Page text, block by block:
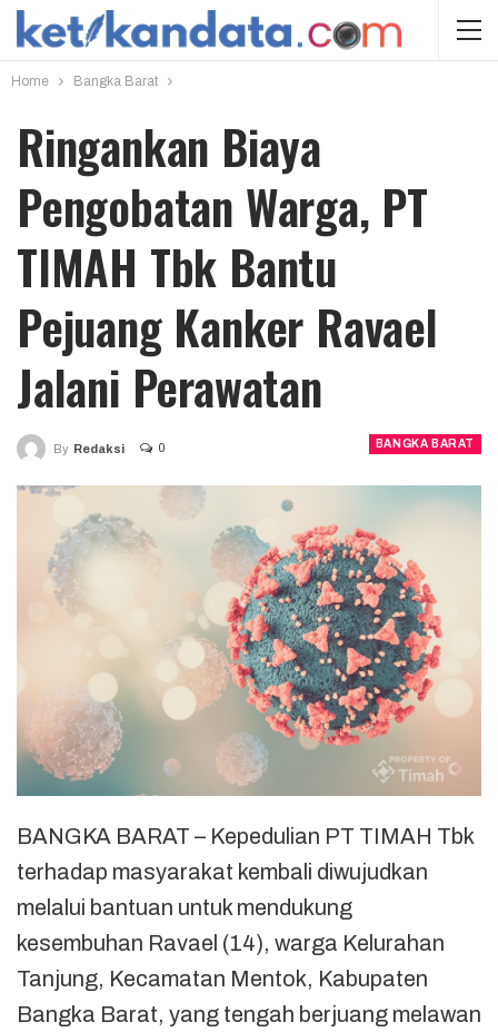
Home Bangka Barat
Ringankan Biaya
Pengobatan Warga, PT
TIMAH Tbk Bantu
Pejuang Kanker Ravael
Jalani Perawatan
BANGKA BARAT
By Redaksi 0
BANGKA BARAT – Kepedulian PT TIMAH Tbk
terhadap masyarakat kembali diwujudkan
melalui bantuan untuk mendukung
kesembuhan Ravael (14), warga Kelurahan
Tanjung, Kecamatan Mentok, Kabupaten
Bangka Barat, yang tengah berjuang melawan